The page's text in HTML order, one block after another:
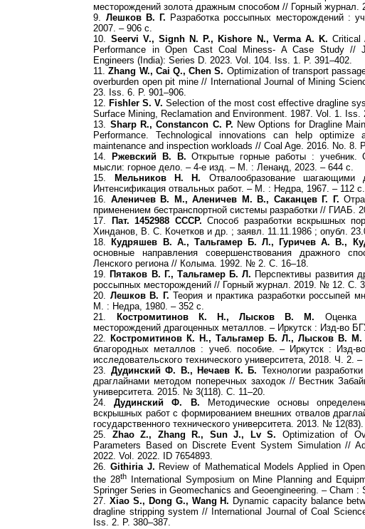
месторождений золота дражным способом // Горный журнал.
9. Лешков В. Г. Разработка россыпных месторождений :
2007. – 906 с.
10. Seervi V., Signh N. P., Kishore N., Verma A. K. Critical
Performance in Open Cast Coal Miness- A Case Study //
Engineers (India): Series D. 2023. Vol. 104. Iss. 1. P. 391–402.
11.
Zhang W., Cai Q., Chen S. Optimization of transport
overburden open pit mine // International Journal of Mining
23. Iss. 6. P. 901–906.
12. Fishler S. V. Selection of the most cost effective dragline
Surface Mining, Reclamation and Environment. 1987. Vol. 1. Iss.
13.
Sharp R., Constancon C. P. New Options for Dragline
Performance. Technological innovations can help
maintenance and inspection workloads // Coal Age. 2016. No. 8.
14.Ржевский В. В.Открытые горные работы : учебник.
мысли: горное дело. – 4-е изд. – М. : Ленанд, 2023. – 644 с.
15. Мельников Н. Н. Отвалообразование шагающими
Интенсификация отвальных работ. – М. : Недра, 1967. – 112 с.
16. Аленичев В. М., Аленичев М. В., Саканцев Г. Г.
применением бестранспортной системы разработки // ГИАБ.
17. Пат. 1452988 СССР. Способ разработки вскрышных
Хинданов, В. С. Кочетков и др. ; заявл. 11.11.1986 ; опубл.
18.
Кудряшев В. А., Тальгамер Б. Л., Гуричев А. В.,
основные направления совершенствования дражного
Ленского региона // Колыма. 1992. № 2. С. 16–18.
19. Пятаков В. Г., Тальгамер Б. Л. Перспективы развития
россыпных месторождений // Горный журнал. 2019. № 12. С.
20. Лешков В. Г. Теория и практика разработки россыпей
М. : Недра, 1980. – 352 с.
21. Костромитинов К. Н., Лысков В. М. Оценка
месторождений драгоценных металлов. – Иркутск : Изд-во
22.Костромитинов К. Н., Тальгамер Б. Л., Лысков В. М.
благородных металлов : учеб. пособие. – Иркутск : Изд-во
исследовательского технического университета, 2018. Ч. 2. –
23. Дудинский Ф. В., Нечаев К. Б. Технологии
драглайнами методом поперечных заходок // Вестник
университета. 2015. № 3(118). С. 11–20.
24.Дудинский Ф. В. Методические основы
вскрышных работ с формированием внешних отвалов
государственного технического университета. 2013. №
25. Zhao Z., Zhang R., Sun J., Lv S. Optimization of
Parameters Based on Discrete Event System Simulation //
2022. Vol. 2022. ID 7654893.
26. Githiria J. Review of Mathematical Models Applied in
the 28th
International Symposium on Mine Planning and
Springer Series in Geomechanics and Geoengineering. – Cham :
27. Xiao S., Dong G., Wang H. Dynamic capacity balance
dragline stripping system // International Journal of Coal
Iss. 2. P. 380–387.